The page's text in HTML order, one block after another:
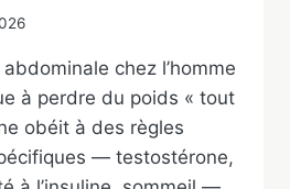
chez l’homme
à perdre du poids « tout
obéit à des règles
— testostérone,